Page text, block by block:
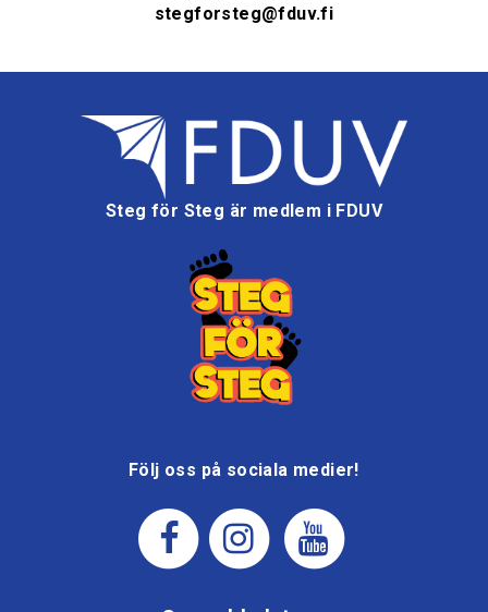
stegforsteg@fduv.fi
Steg för Steg är medlem i FDUV
Följ oss på sociala medier!